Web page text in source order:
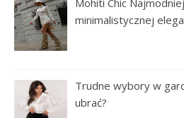
Mohiti Chic
minimalistycznej
Trudne wybory w
ubrać?